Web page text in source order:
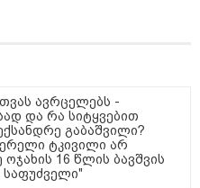
მაღალანაზღაურებადი
პორტის საზღვაო
ძირითადი
დაკორექტირდა - რა
ის ანგარიშში
ავრცელებს -
და რა სიტყვებით
გაბაშვილი?
ტკივილი არ
16 წლის ბავშვის